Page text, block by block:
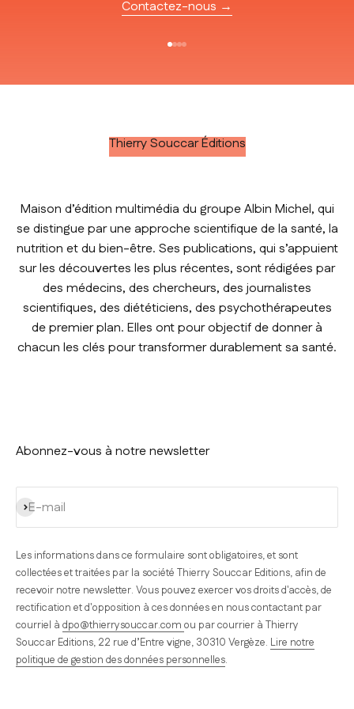
Contactez-nous →
Thierry Souccar Éditions
Maison d’édition multimédia du groupe Albin Michel, qui
se distingue par une approche scientifique de la santé, la
nutrition et du bien-être. Ses publications, qui s’appuient
sur les découvertes les plus récentes, sont rédigées par
des médecins, des chercheurs, des journalistes
scientifiques, des diététiciens, des psychothérapeutes
de premier plan. Elles ont pour objectif de donner à
chacun les clés pour transformer durablement sa santé.
Abonnez-vous à notre newsletter
E-mail
S'inscrire
Les informations dans ce formulaire sont obligatoires, et sont
collectées et traitées par la société Thierry Souccar Editions, afin de
recevoir notre newsletter. Vous pouvez exercer vos droits d'accès, de
rectification et d'opposition à ces données en nous contactant par
courriel à dpo@thierrysouccar.com ou par courrier à Thierry
Souccar Editions, 22 rue d’Entre vigne, 30310 Vergèze. Lire notre
politique de gestion des données personnelles.